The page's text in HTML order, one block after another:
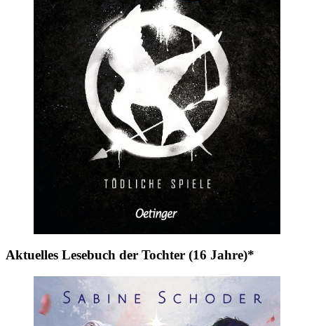
Aktuelles Lesebuch der Tochter (16 Jahre)*